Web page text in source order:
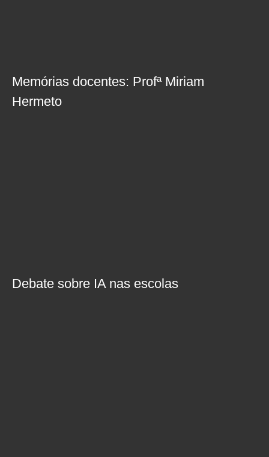
Memórias docentes: Profª Miriam
Hermeto
Debate sobre IA nas escolas